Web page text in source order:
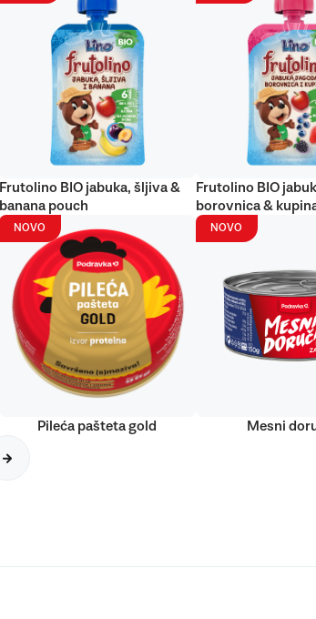
Frutolino BIO jabuka, šljiva &
banana pouch
Frutolino BIO
borovnica &
NOVO
Pileća pašteta gold
NOVO
Mesni